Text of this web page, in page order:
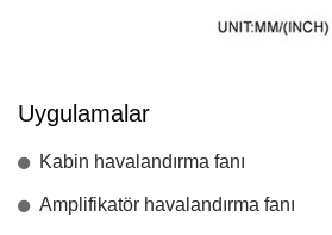
Uygulamalar
Kabin havalandırma fanı
Amplifikatör havalandırma fanı